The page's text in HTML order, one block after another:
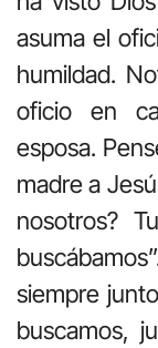
asuma el
humildad.
oficio en
esposa.
madre a
nosotros?
siempre
buscamos,